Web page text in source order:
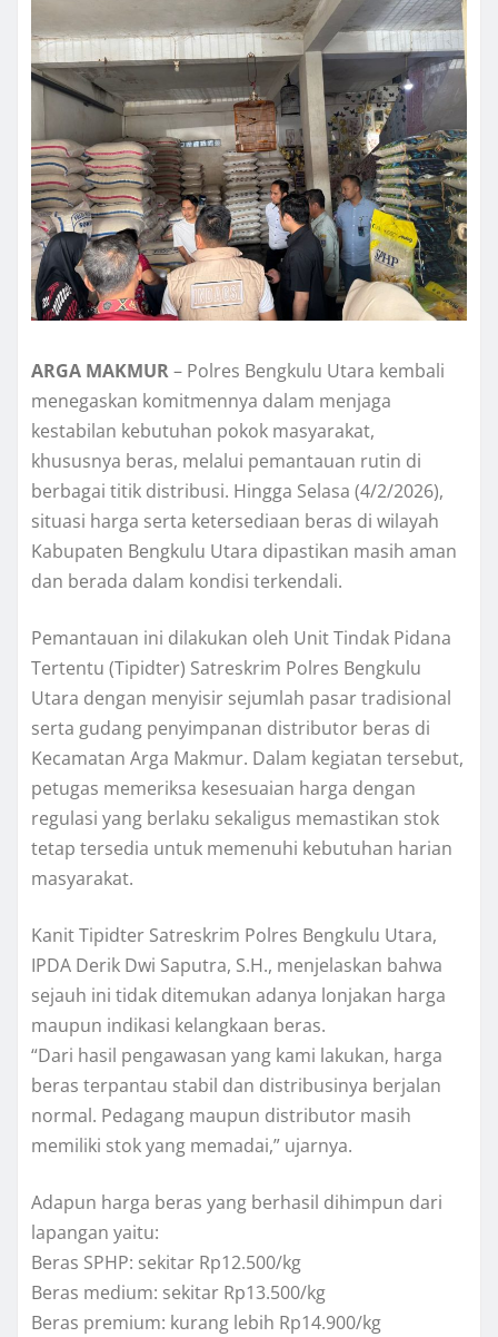
ARGA MAKMUR– Polres Bengkulu Utara kembali
menegaskan komitmennya dalam menjaga
kestabilan kebutuhan pokok masyarakat,
khususnya beras, melalui pemantauan rutin di
berbagai titik distribusi. Hingga Selasa (4/2/2026),
situasi harga serta ketersediaan beras di wilayah
Kabupaten Bengkulu Utara dipastikan masih aman
dan berada dalam kondisi terkendali.
Pemantauan ini dilakukan oleh Unit Tindak Pidana
Tertentu (Tipidter) Satreskrim Polres Bengkulu
Utara dengan menyisir sejumlah pasar tradisional
serta gudang penyimpanan distributor beras di
Kecamatan Arga Makmur. Dalam kegiatan tersebut,
petugas memeriksa kesesuaian harga dengan
regulasi yang berlaku sekaligus memastikan stok
tetap tersedia untuk memenuhi kebutuhan harian
masyarakat.
Kanit Tipidter Satreskrim Polres Bengkulu Utara,
IPDA Derik Dwi Saputra, S.H., menjelaskan bahwa
sejauh ini tidak ditemukan adanya lonjakan harga
maupun indikasi kelangkaan beras.
“Dari hasil pengawasan yang kami lakukan, harga
beras terpantau stabil dan distribusinya berjalan
normal. Pedagang maupun distributor masih
memiliki stok yang memadai,” ujarnya.
Adapun harga beras yang berhasil dihimpun dari
lapangan yaitu:
Beras SPHP: sekitar Rp12.500/kg
Beras medium: sekitar Rp13.500/kg
Beras premium: kurang lebih Rp14.900/kg